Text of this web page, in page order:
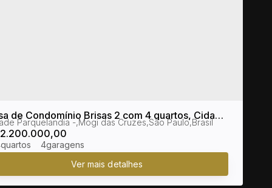
de Condomínio Brisas 2 com 4 quartos, Cidade
- Mogi das Cruzes
2.200.000,00
Parquelandia ,Mogi das Cruzes,São Paulo,Brasil
4